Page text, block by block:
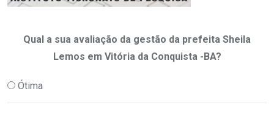
Qual a sua avaliação da gestão da prefeita Sheila
Lemos em Vitória da Conquista -BA?
Ótima